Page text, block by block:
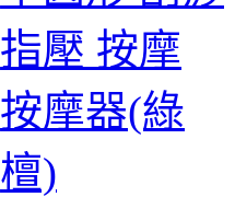
指壓 按摩
按摩器(綠
檀)